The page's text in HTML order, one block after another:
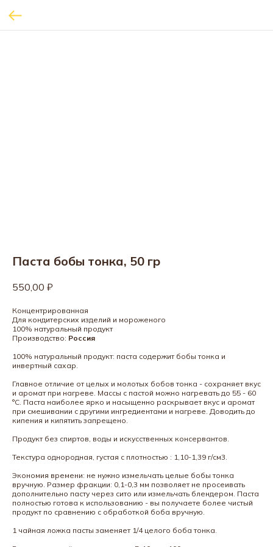
Паста бобы тонка, 50 гр
550,00 ₽
Концентрированная
Для кондитерских изделий и мороженого
100% натуральный продукт
Производство: Россия
100% натуральный продукт: паста содержит бобы тонка и
инвертный сахар.
Главное отличие от целых и молотых бобов тонка - сохраняет вкус
и аромат при нагреве. Массы с пастой можно нагревать до 55 - 60
°C. Паста наиболее ярко и насыщенно раскрывает вкус и аромат
при смешивании с другими ингредиентами и нагреве. Доводить до
кипения и кипятить запрещено.
Продукт без спиртов, воды и искусственных консервантов.
Текстура однородная, густая с плотностью : 1,10-1,39 г/см3.
Экономия времени: не нужно измельчать целые бобы тонка
вручную. Размер фракции: 0,1-0,3 мм позволяет не просеивать
дополнительно пасту через сито или измельчать блендером. Паста
полностью готова к использованию - вы получаете более чистый
продукт по сравнению с обработкой боба вручную.
1 чайная ложка пасты заменяет 1/4 целого боба тонка.